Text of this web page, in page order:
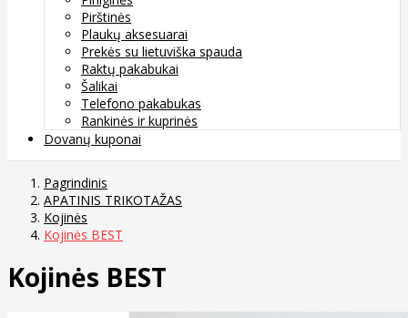
Pirštinės
Plaukų aksesuarai
Prekės su lietuviška spauda
Raktų pakabukai
Šalikai
Telefono pakabukas
Rankinės ir kuprinės
Dovanų kuponai
Pagrindinis
APATINIS TRIKOTAŽAS
Kojinės
Kojinės BEST
Kojinės BEST